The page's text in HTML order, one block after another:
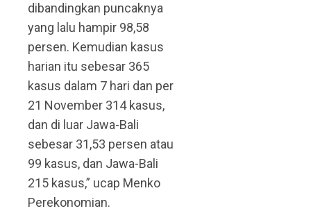
dibandingkan puncaknya
yang lalu hampir 98,58
persen. Kemudian kasus
harian itu sebesar 365
kasus dalam 7 hari dan per
21 November 314 kasus,
dan di luar Jawa-Bali
sebesar 31,53 persen atau
99 kasus, dan Jawa-Bali
215 kasus,” ucap Menko
Perekonomian.